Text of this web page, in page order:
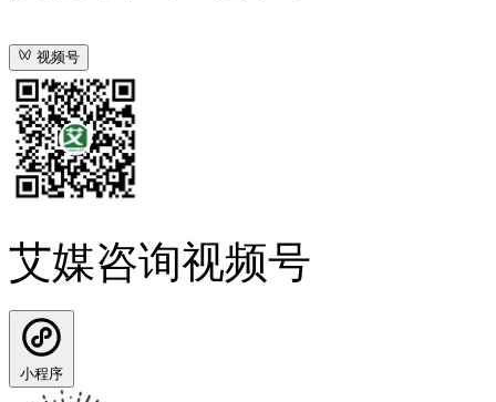
视频号
艾媒咨询视频号
小程序